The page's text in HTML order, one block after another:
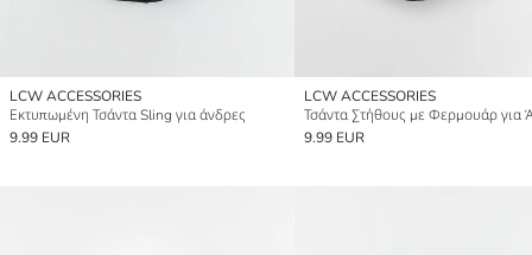
LCW ACCESSORIES
Εκτυπωμένη Τσάντα Sling για άνδρες
9.99 EUR
LCW ACCESSORIES
Τσάντα Στήθους με Φερμουάρ για
9.99 EUR